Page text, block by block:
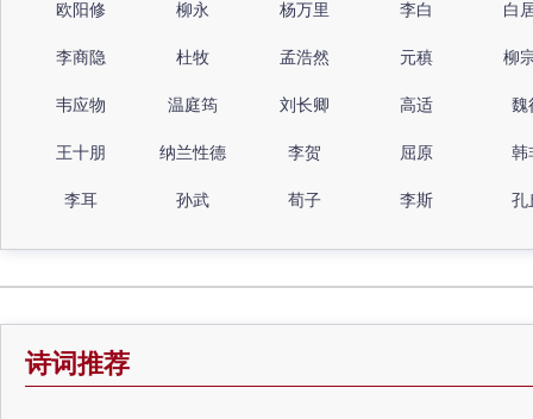
欧阳修 柳永 杨万里 李白 白
李商隐 杜牧 孟浩然 元稹 柳
韦应物 温庭筠 刘长卿 高适 魏
王十朋 纳兰性德 李贺 屈原 韩
李耳 孙武 荀子 李斯 孔
诗词推荐